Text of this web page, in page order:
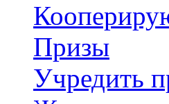
Призы
Учредить